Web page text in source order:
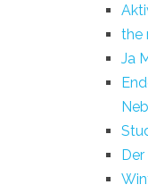
the
Ja